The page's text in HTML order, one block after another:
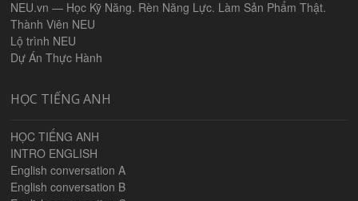
NEU.vn — Học Kỹ Năng. Rèn Năng Lực. Làm Sản Phẩm Thật.
Thành Viên NEU
Lộ trình NEU
Dự Án Thực Hành
HỌC TIẾNG ANH
HỌC TIẾNG ANH
INTRO ENGLISH
English conversation A
English conversation B